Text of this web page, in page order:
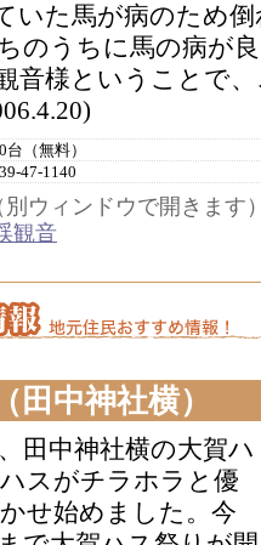
いた馬が病のため
のうちに馬の病が
音様ということで
台（無料）
47-1140
別ウィンドウで開きます
観音
田中神社横）
田中神社横の大賀ハ
スがチラホラと優
せ始めました。今